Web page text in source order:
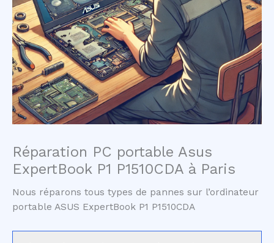
Réparation PC portable Asus
ExpertBook P1 P1510CDA à Paris
Nous réparons tous types de pannes sur l’ordinateur
portable ASUS ExpertBook P1 P1510CDA